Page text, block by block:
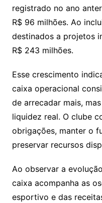
registrado no ano
R$ 96 milhões. Ao
destinados a projetos
R$ 243 milhões.
Esse crescimento
caixa operacional
de arrecadar mais,
liquidez real. O clube
obrigações, manter o
preservar recursos
Ao observar a
caixa acompanha as
esportivo e das